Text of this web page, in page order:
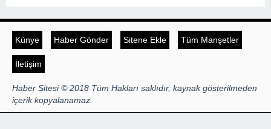
Künye Haber Gönder Sitene Ekle Tüm Manşetler
İletişim
Haber Sitesi © 2018 Tüm Hakları saklıdır, kaynak gösterilmeden
içerik kopyalanamaz.